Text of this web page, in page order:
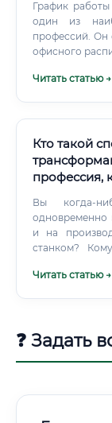
содержания
График
один из
профессий. Он
офисного
Читать статью →
Кто такой
профессия,
Вы когда-
одновременно
и на
станком?
устали от
физическими
Аналитикам
производстве
Читать статью →
❓ Задать